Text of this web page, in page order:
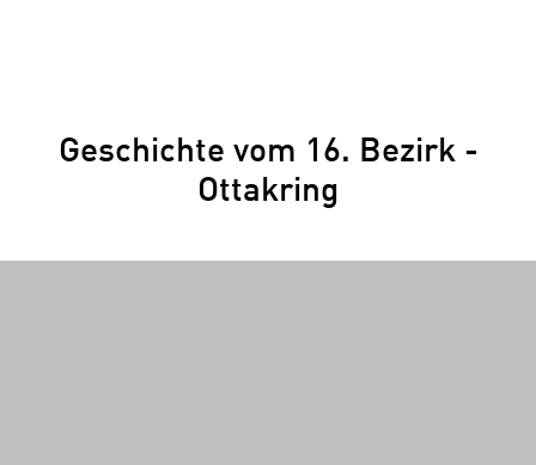
Geschichte vom 16. Bezirk -
Ottakring